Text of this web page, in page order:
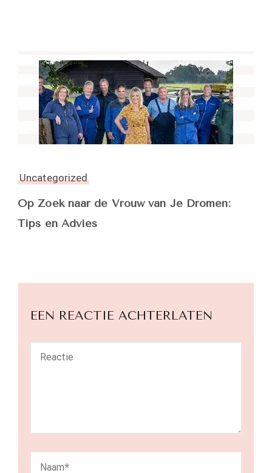
Uncategorized
Op Zoek naar de Vrouw van Je Dromen:
Tips en Advies
EEN REACTIE ACHTERLATEN